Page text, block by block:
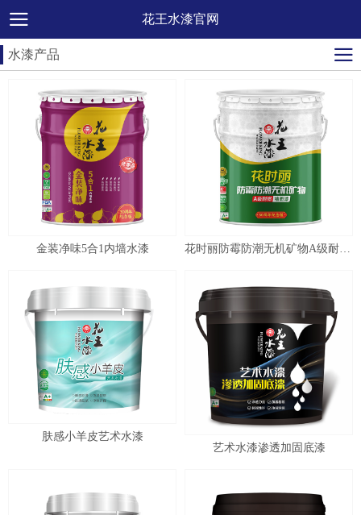
花王水漆官网
水漆产品
金装净味5合1内墙水漆
肤感小羊皮艺术水漆
艺术水漆渗透加固底漆